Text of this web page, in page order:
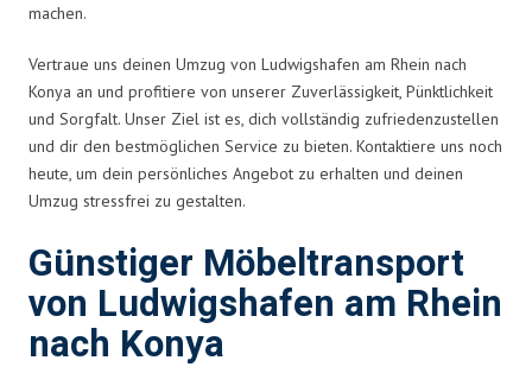
machen.
Vertraue uns deinen Umzug von Ludwigshafen am Rhein nach
Konya an und profitiere von unserer Zuverlässigkeit, Pünktlichkeit
und Sorgfalt. Unser Ziel ist es, dich vollständig zufriedenzustellen
und dir den bestmöglichen Service zu bieten. Kontaktiere uns noch
heute, um dein persönliches Angebot zu erhalten und deinen
Umzug stressfrei zu gestalten.
Günstiger Möbeltransport
von Ludwigshafen am Rhein
nach Konya